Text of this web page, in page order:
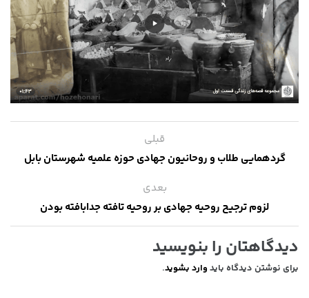
قبلی
گردهمایی طلاب و روحانیون جهادی حوزه علمیه شهرستان بابل
بعدی
لزوم ترجیح روحیه جهادی بر روحیه تافته جدابافته بودن
دیدگاهتان را بنویسید
برای نوشتن دیدگاه باید وارد بشوید.